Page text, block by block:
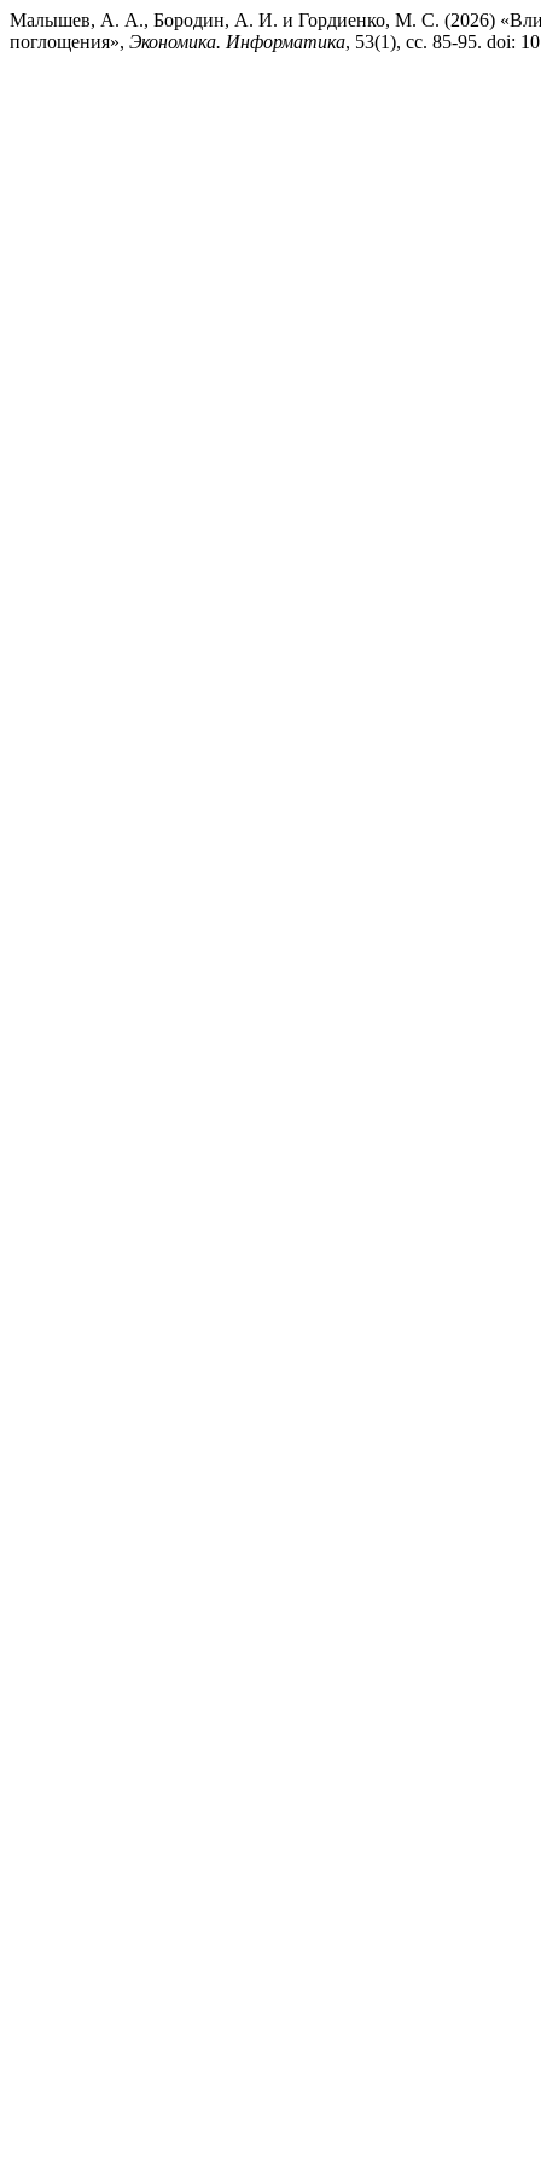
Малышев, А. А., Бородин, А. И. и Гордиенко, М. С. (2026)
поглощения», Экономика. Информатика, 53(1), сс. 85-95. doi: